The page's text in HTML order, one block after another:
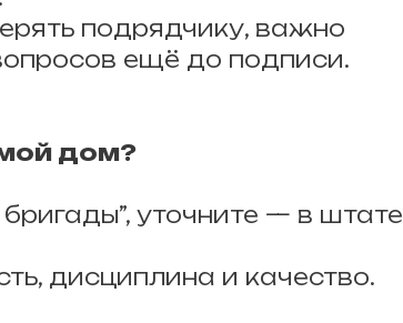
подрядчику, важно
ещё до подписи.
дом?
уточните — в штате
дисциплина и качество.